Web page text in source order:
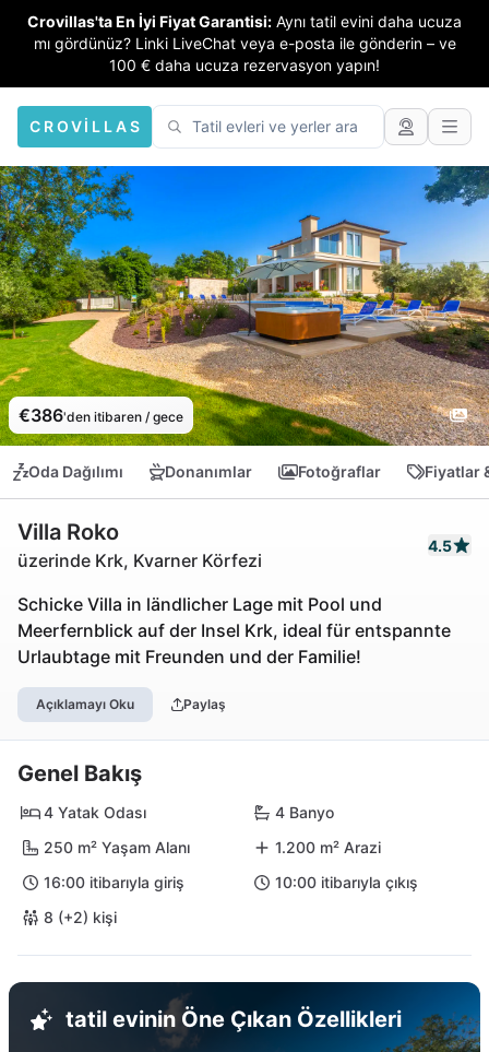
Crovillas'ta En İyi Fiyat Garantisi: Aynı tatil evini daha ucuza
mı gördünüz? Linki LiveChat veya e-posta ile gönderin – ve
100 € daha ucuza rezervasyon yapın!
CROVILLAS
€386'den itibaren / gece
Oda Dağılımı Donanımlar Fotoğraflar Fiyatlar
Villa Roko
üzerinde Krk, Kvarner Körfezi
4.5
Schicke Villa in ländlicher Lage mit Pool und
Meerfernblick auf der Insel Krk, ideal für entspannte
Urlaubtage mit Freunden und der Familie!
Açıklamayı Oku Paylaş
Genel Bakış
4 Yatak Odası
4 Banyo
250 m² Yaşam Alanı
1.200 m² Arazi
16:00 itibarıyla giriş
10:00 itibarıyla çıkış
8 (+2) kişi
tatil evinin Öne Çıkan Özellikleri